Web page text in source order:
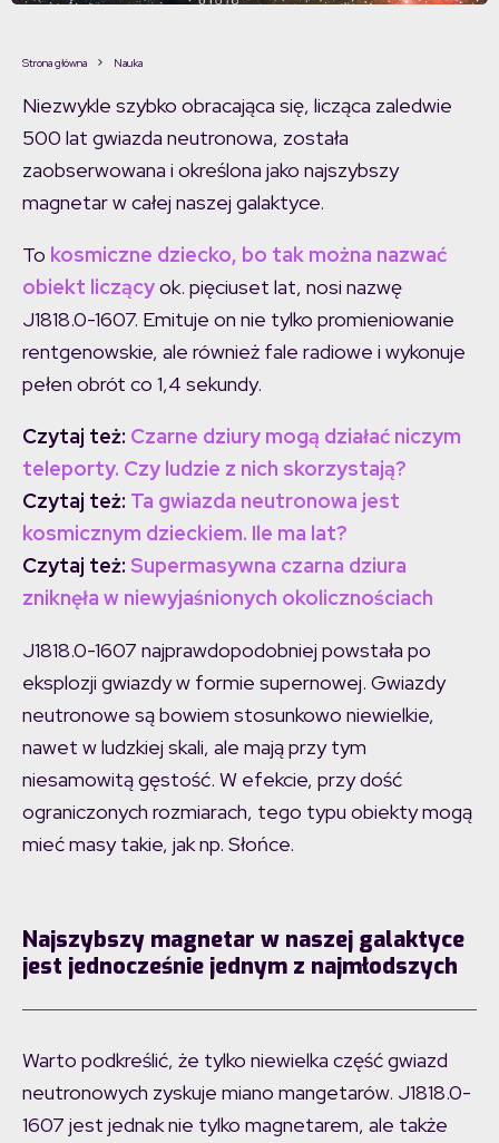
Strona główna Nauka
Niezwykle szybko obracająca się, licząca zaledwie
500 lat gwiazda neutronowa, została
zaobserwowana i określona jako najszybszy
magnetar w całej naszej galaktyce.
To kosmiczne dziecko, bo tak można nazwać
obiekt liczącyok. pięciuset lat, nosi nazwę
J1818.0-1607. Emituje on nie tylko promieniowanie
rentgenowskie, ale również fale radiowe i wykonuje
pełen obrót co 1,4 sekundy.
Czytaj też: Czarne dziury mogą działać niczym
teleporty. Czy ludzie z nich skorzystają?
Czytaj też: Ta gwiazda neutronowa jest
kosmicznym dzieckiem. Ile ma lat?
Czytaj też: Supermasywna czarna dziura
zniknęła w niewyjaśnionych okolicznościach
J1818.0-1607 najprawdopodobniej powstała po
eksplozji gwiazdy w formie supernowej. Gwiazdy
neutronowe są bowiem stosunkowo niewielkie,
nawet w ludzkiej skali, ale mają przy tym
niesamowitą gęstość. W efekcie, przy dość
ograniczonych rozmiarach, tego typu obiekty mogą
mieć masy takie, jak np. Słońce.
Najszybszy magnetar w naszej galaktyce
jest jednocześnie jednym z najmłodszych
Warto podkreślić, że tylko niewielka część gwiazd
neutronowych zyskuje miano mangetarów. J1818.0-
1607 jest jednak nie tylko magnetarem, ale także